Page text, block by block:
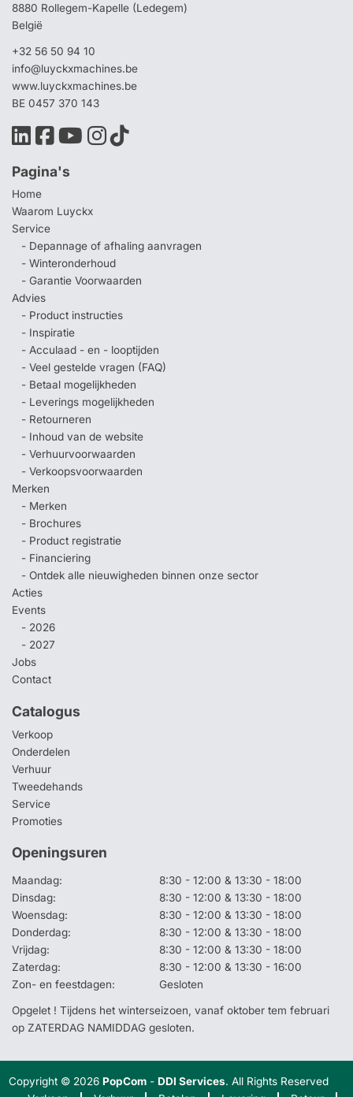
8880 Rollegem-Kapelle (Ledegem)
België
+32 56 50 94 10
info@luyckxmachines.be
www.luyckxmachines.be
BE 0457 370 143
Pagina's
Home
Waarom Luyckx
Service
- Depannage of afhaling aanvragen
- Winteronderhoud
- Garantie Voorwaarden
Advies
- Product instructies
- Inspiratie
- Acculaad - en - looptijden
- Veel gestelde vragen (FAQ)
- Betaal mogelijkheden
- Leverings mogelijkheden
- Retourneren
- Inhoud van de website
- Verhuurvoorwaarden
- Verkoopsvoorwaarden
Merken
- Merken
- Brochures
- Product registratie
- Financiering
- Ontdek alle nieuwigheden binnen onze sector
Acties
Events
- 2026
- 2027
Jobs
Contact
Catalogus
Verkoop
Onderdelen
Verhuur
Tweedehands
Service
Promoties
Openingsuren
Maandag:
8:30 - 12:00 & 13:30 - 18:00
Dinsdag:
8:30 - 12:00 & 13:30 - 18:00
Woensdag:
8:30 - 12:00 & 13:30 - 18:00
Donderdag:
8:30 - 12:00 & 13:30 - 18:00
Vrijdag:
8:30 - 12:00 & 13:30 - 18:00
Zaterdag:
8:30 - 12:00 & 13:30 - 16:00
Zon- en feestdagen:
Gesloten
Opgelet ! Tijdens het winterseizoen, vanaf oktober tem februari
op ZATERDAG NAMIDDAG gesloten.
Copyright © 2026PopCom -DDI Services. All Rights Reserved